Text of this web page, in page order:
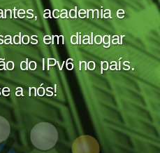
academia e
em dialogar
do IPv6 no país.
a nós!